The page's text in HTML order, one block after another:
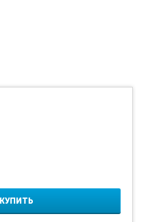
КУПИТЬ